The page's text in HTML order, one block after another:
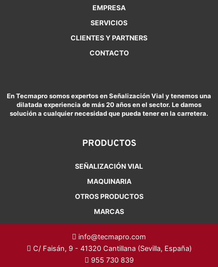
EMPRESA
SERVICIOS
CLIENTES Y PARTNERS
CONTACTO
En Tecmapro somos expertos en Señalización Vial y tenemos una
dilatada experiencia de más 20 años en el sector. Le damos
solución a cualquier necesidad que pueda tener en la carretera.
PRODUCTOS
SEÑALIZACIÓN VIAL
MAQUINARIA
OTROS PRODUCTOS
MARCAS
info@tecmapro.com
C/ Faisán, 9 - 41320 Cantillana (Sevilla, España)
955 730 839